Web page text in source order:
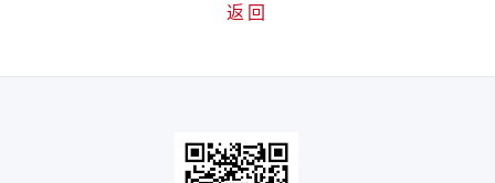
返回